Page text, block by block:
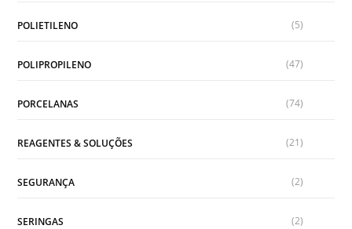
POLIETILENO (5)
POLIPROPILENO (47)
PORCELANAS (74)
REAGENTES & SOLUÇÕES (21)
SEGURANÇA (2)
SERINGAS (2)